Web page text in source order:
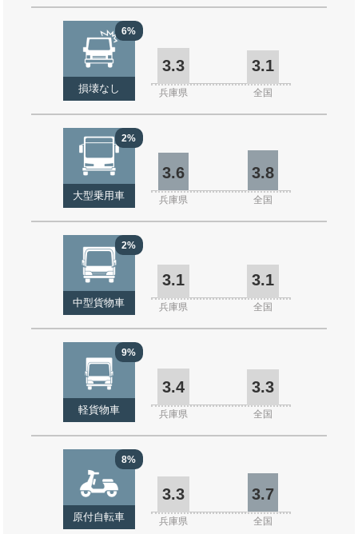
6%
損壊なし
3.3 3.1
兵庫県 全国
2%
大型乗用車
3.6 3.8
兵庫県 全国
2%
中型貨物車
3.1 3.1
兵庫県 全国
9%
軽貨物車
3.4 3.3
兵庫県 全国
8%
原付自転車
3.3 3.7
兵庫県 全国